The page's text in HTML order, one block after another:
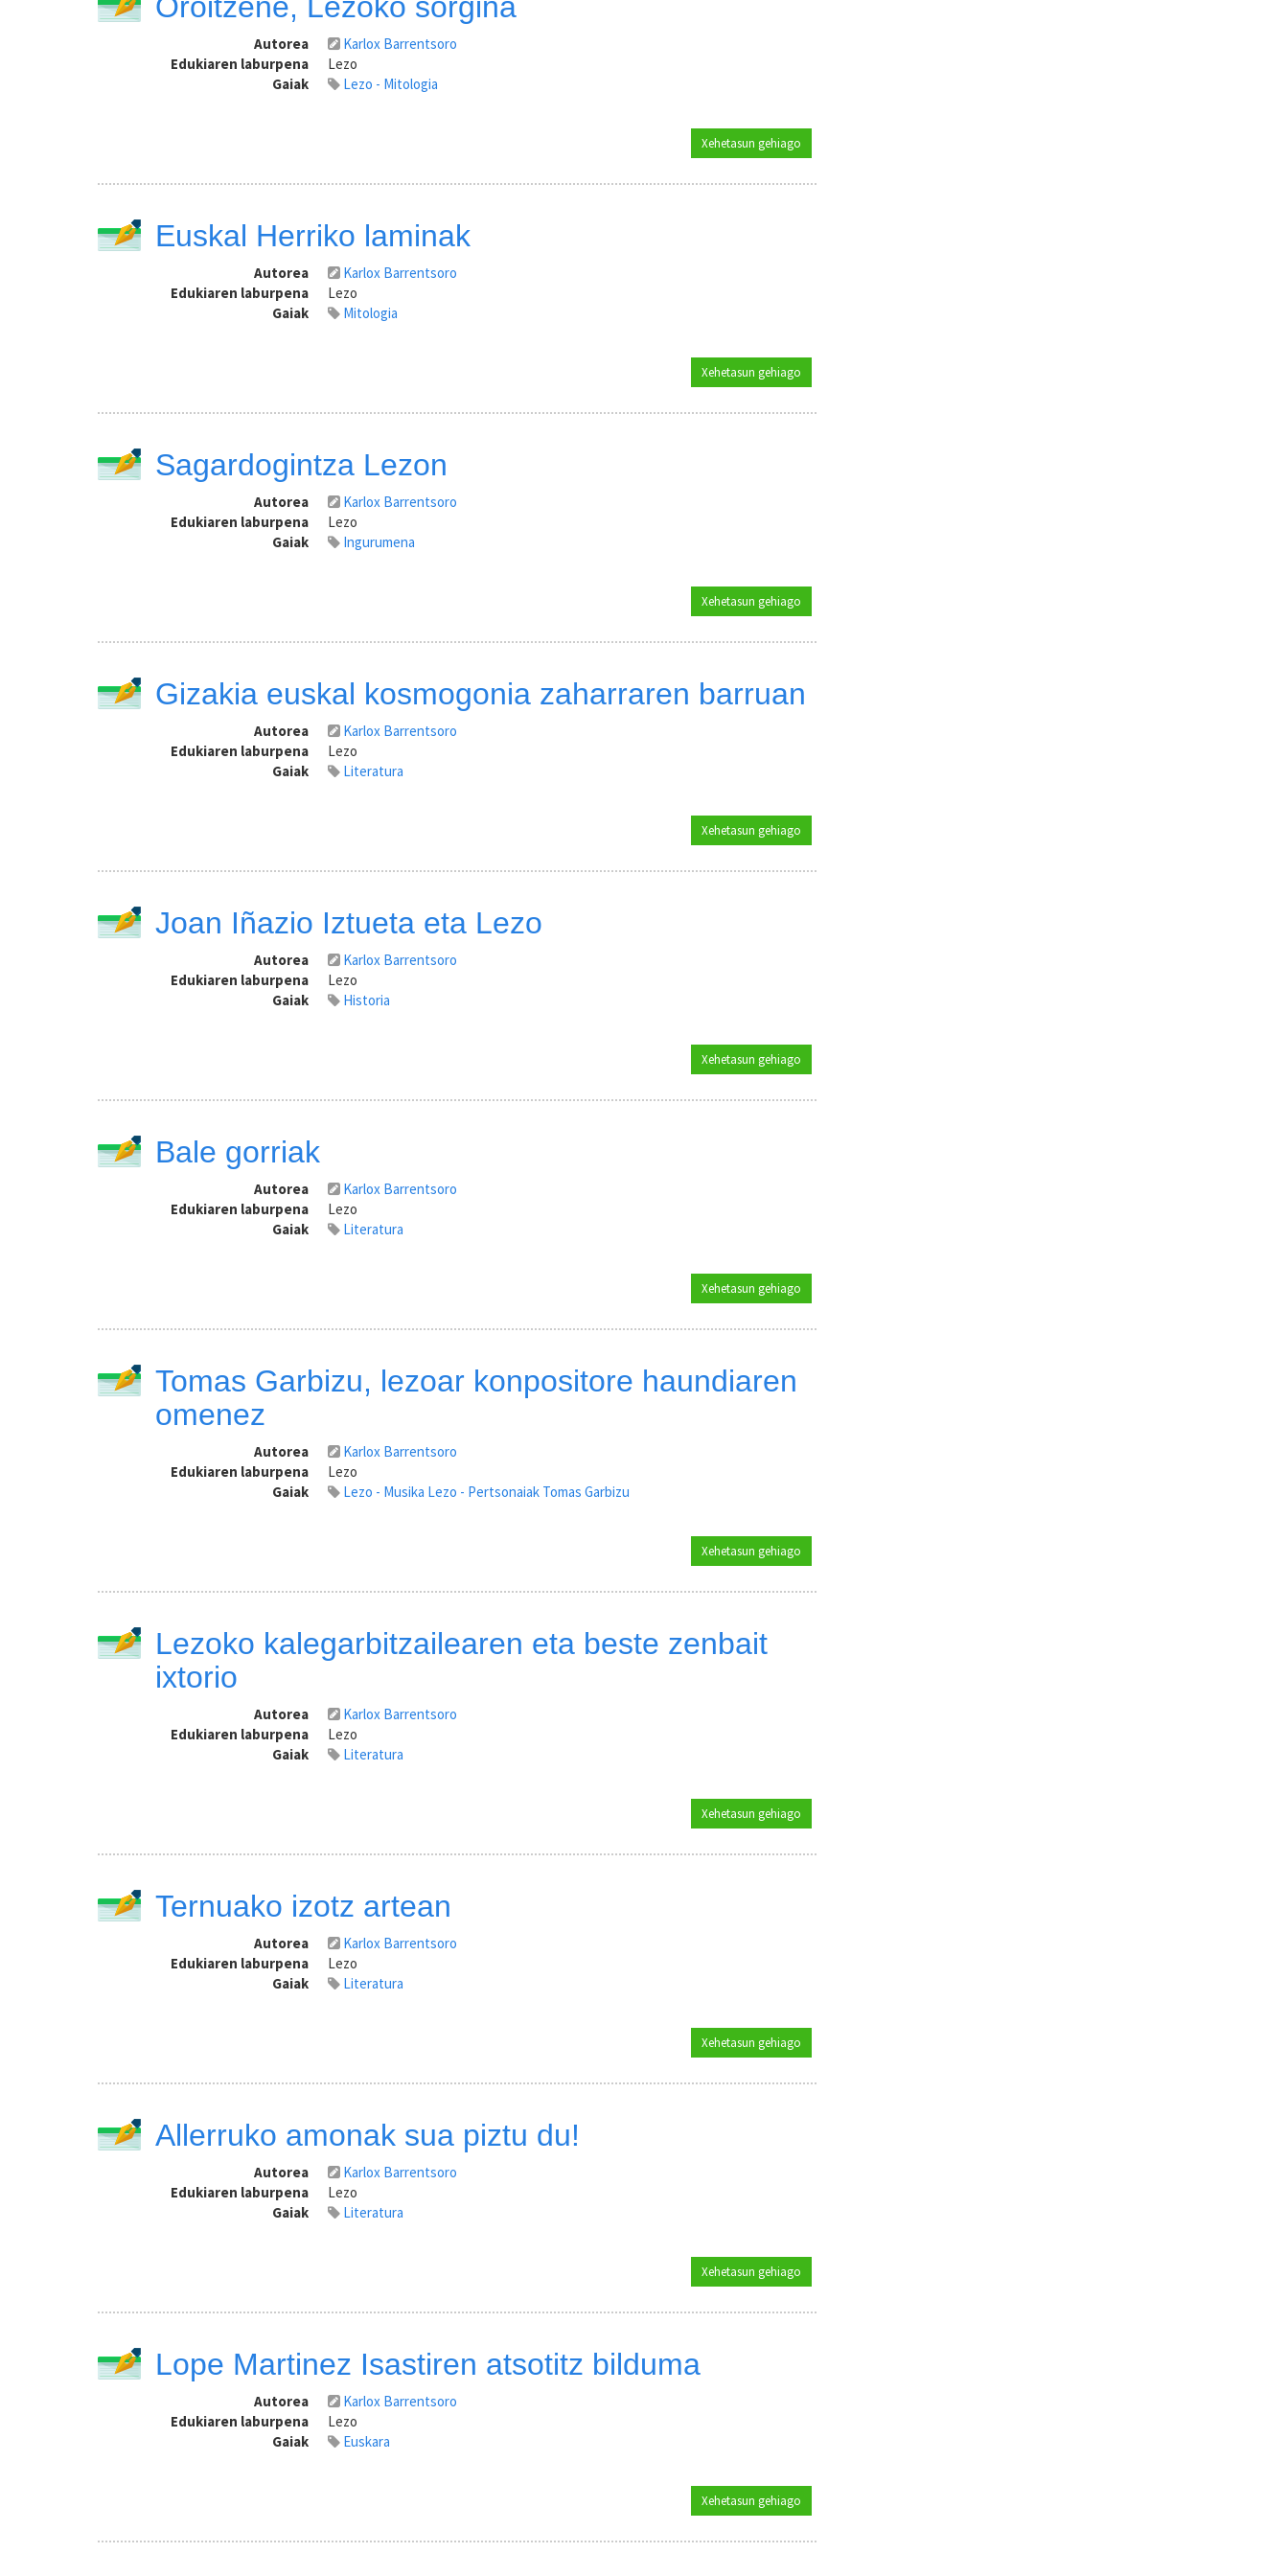
Autorea
Karlox Barrentsoro
Edukiaren laburpena
Lezo
Gaiak
Lezo - Mitologia
Xehetasun gehiago
Euskal Herriko laminak
Autorea
Karlox Barrentsoro
Edukiaren laburpena
Lezo
Gaiak
Mitologia
Xehetasun gehiago
Sagardogintza Lezon
Autorea
Karlox Barrentsoro
Edukiaren laburpena
Lezo
Gaiak
Ingurumena
Xehetasun gehiago
Gizakia euskal kosmogonia zaharraren barruan
Autorea
Karlox Barrentsoro
Edukiaren laburpena
Lezo
Gaiak
Literatura
Xehetasun gehiago
Joan Iñazio Iztueta eta Lezo
Autorea
Karlox Barrentsoro
Edukiaren laburpena
Lezo
Gaiak
Historia
Xehetasun gehiago
Bale gorriak
Autorea
Karlox Barrentsoro
Edukiaren laburpena
Lezo
Gaiak
Literatura
Xehetasun gehiago
Tomas Garbizu, lezoar konpositore haundiaren
omenez
Autorea
Karlox Barrentsoro
Edukiaren laburpena
Lezo
Gaiak
Lezo - Musika Lezo - Pertsonaiak Tomas Garbizu
Xehetasun gehiago
Lezoko kalegarbitzailearen eta beste zenbait
ixtorio
Autorea
Karlox Barrentsoro
Edukiaren laburpena
Lezo
Gaiak
Literatura
Xehetasun gehiago
Ternuako izotz artean
Autorea
Karlox Barrentsoro
Edukiaren laburpena
Lezo
Gaiak
Literatura
Xehetasun gehiago
Allerruko amonak sua piztu du!
Autorea
Karlox Barrentsoro
Edukiaren laburpena
Lezo
Gaiak
Literatura
Xehetasun gehiago
Lope Martinez Isastiren atsotitz bilduma
Autorea
Karlox Barrentsoro
Edukiaren laburpena
Lezo
Gaiak
Euskara
Xehetasun gehiago